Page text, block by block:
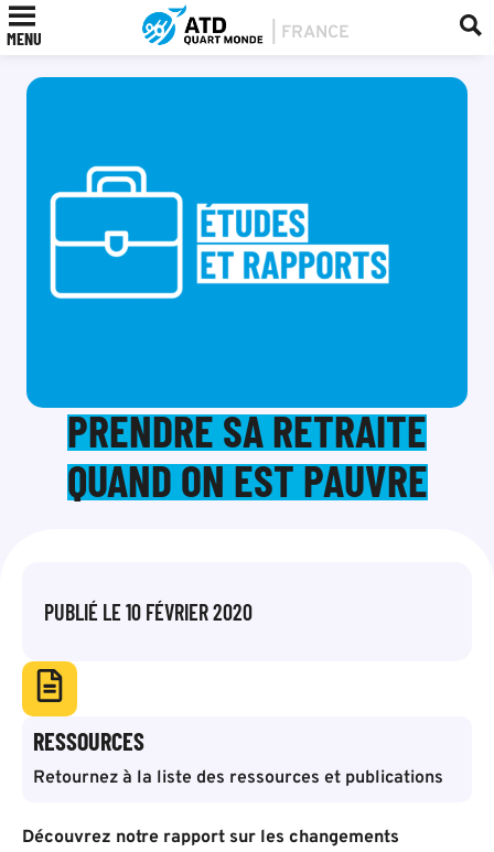
MENU
PRENDRE SA RETRAITE
QUAND ON EST PAUVRE
PUBLIÉ LE 10 FÉVRIER 2020
RESSOURCES
Retournez à la liste des ressources et publications
Découvrez notre rapport sur les changements